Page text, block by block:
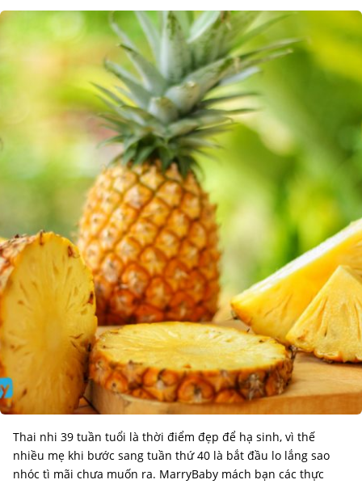
Thai nhi 39 tuần tuổi là thời điểm đẹp để hạ sinh, vì thế
nhiều mẹ khi bước sang tuần thứ 40 là bắt đầu lo lắng sao
nhóc tì mãi chưa muốn ra. MarryBaby mách bạn các thực